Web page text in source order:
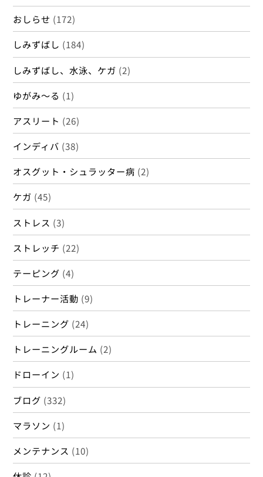
おしらせ (172)
しみずばし (184)
しみずばし、水泳、ケガ (2)
ゆがみ～る (1)
アスリート (26)
インディバ (38)
オスグット・シュラッター病 (2)
ケガ (45)
ストレス (3)
ストレッチ (22)
テーピング (4)
トレーナー活動 (9)
トレーニング (24)
トレーニングルーム (2)
ドローイン (1)
ブログ (332)
マラソン (1)
メンテナンス (10)